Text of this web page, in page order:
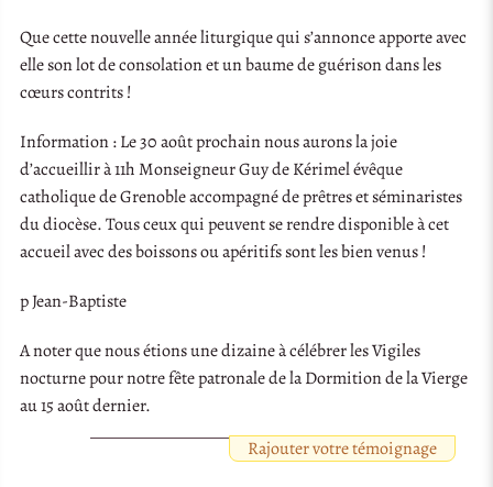
Que cette nouvelle année liturgique qui s’annonce apporte avec
elle son lot de consolation et un baume de guérison dans les
cœurs contrits !
Information : Le 30 août prochain nous aurons la joie
d’accueillir à 11h Monseigneur Guy de Kérimel évêque
catholique de Grenoble accompagné de prêtres et séminaristes
du diocèse. Tous ceux qui peuvent se rendre disponible à cet
accueil avec des boissons ou apéritifs sont les bien venus !
p Jean-Baptiste
A noter que nous étions une dizaine à célébrer les Vigiles
nocturne pour notre fête patronale de la Dormition de la Vierge
au 15 août dernier.
Rajouter votre témoignage